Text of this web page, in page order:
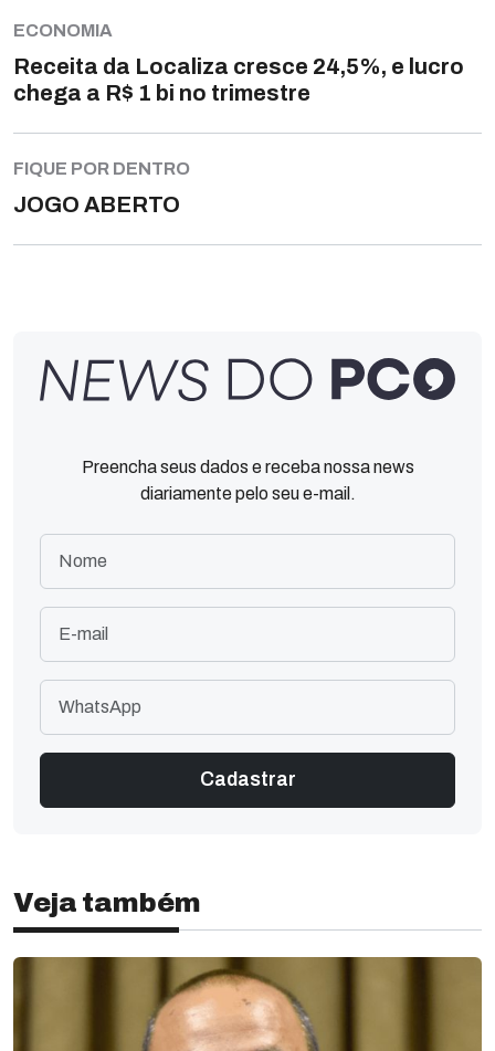
ECONOMIA
Receita da Localiza cresce 24,5%, e lucro
chega a R$ 1 bi no trimestre
FIQUE POR DENTRO
JOGO ABERTO
Preencha seus dados e receba nossa news
diariamente pelo seu e-mail.
Veja também